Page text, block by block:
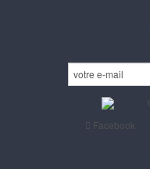
Facebook